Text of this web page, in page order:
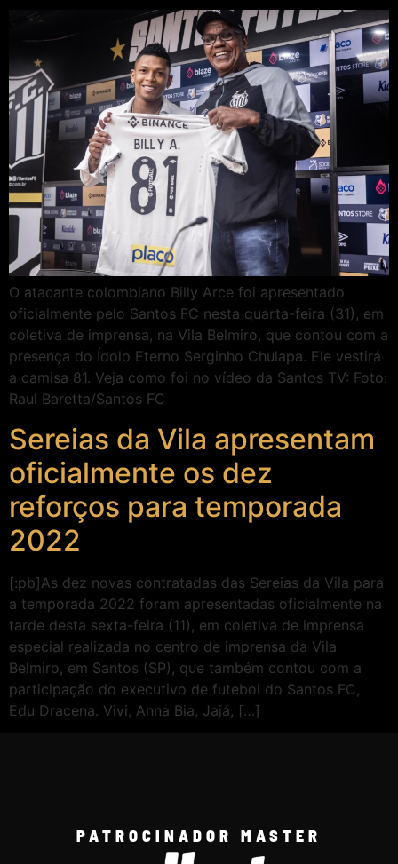
O atacante colombiano Billy Arce foi apresentado
oficialmente pelo Santos FC nesta quarta-feira (31), em
coletiva de imprensa, na Vila Belmiro, que contou com a
presença do Ídolo Eterno Serginho Chulapa. Ele vestirá
a camisa 81. Veja como foi no vídeo da Santos TV: Foto:
Raul Baretta/Santos FC
Sereias da Vila apresentam
oficialmente os dez
reforços para temporada
2022
[:pb]As dez novas contratadas das Sereias da Vila para
a temporada 2022 foram apresentadas oficialmente na
tarde desta sexta-feira (11), em coletiva de imprensa
especial realizada no centro de imprensa da Vila
Belmiro, em Santos (SP), que também contou com a
participação do executivo de futebol do Santos FC,
Edu Dracena. Vivi, Anna Bia, Jajá, […]
PATROCINADOR MASTER